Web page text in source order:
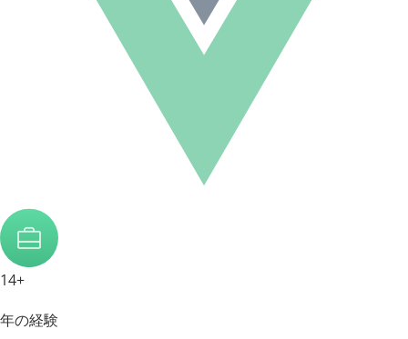
14+
年の経験